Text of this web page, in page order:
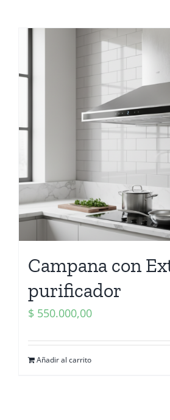
Campana con
purificador
$ 550.000,00
Añadir al carrito